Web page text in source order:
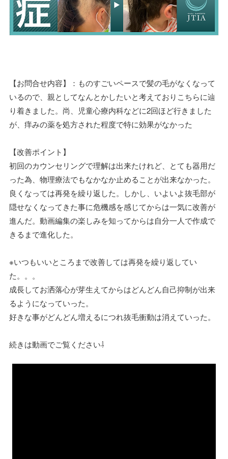
【お問合せ内容】：ものすごいペースで髪の毛がなくなって
いるので、親としてなんとかしたいと考えておりこちらに辿
り着きました。尚、児童心療内科などに2回ほど行きました
が、痒みの薬を処方された程度で特に効果がなかった
【改善ポイント】
初回のカウンセリングで理解は出来たけれど、とても器用だ
った為、物理療法でもなかなか止めることが出来なかった。
良くなっては再発を繰り返した。しかし、いよいよ抜毛部が
隠せなくなってきた事に危機感を感じてからは一気に改善が
進んだ。動画編集の楽しみを知ってからは自分一人で作成で
きるまで進化した。
※いつもいいところまで改善しては再発を繰り返してい
た。。。
成長してお洒落心が芽生えてからはどんどん自己抑制が出来
るようになっていった。
好きな事がどんどん増えるにつれ抜毛衝動は消えていった。
続きは動画でご覧ください⇩